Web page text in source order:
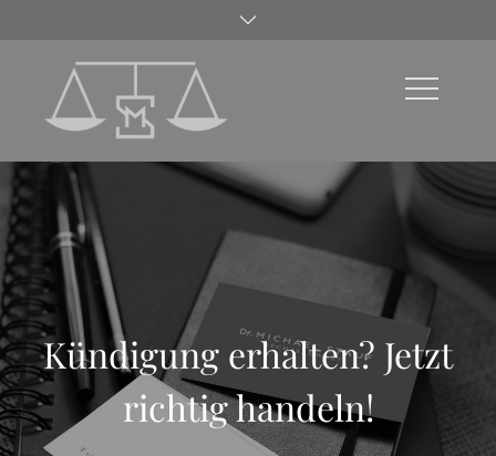
Kündigung erhalten? Jetzt
richtig handeln!